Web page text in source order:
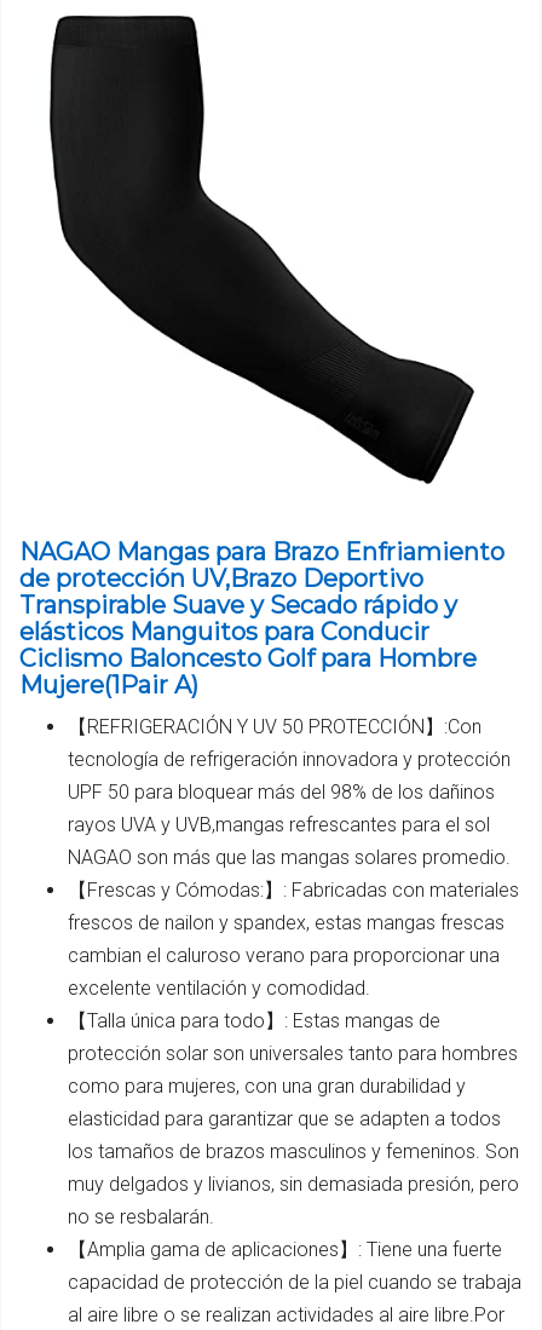
NAGAO Mangas para Brazo Enfriamiento
de protección UV,Brazo Deportivo
Transpirable Suave y Secado rápido y
elásticos Manguitos para Conducir
Ciclismo Baloncesto Golf para Hombre
Mujere(1Pair A)
【REFRIGERACIÓN Y UV 50 PROTECCIÓN】:Con
tecnología de refrigeración innovadora y protección
UPF 50 para bloquear más del 98% de los dañinos
rayos UVA y UVB,mangas refrescantes para el sol
NAGAO son más que las mangas solares promedio.
【Frescas y Cómodas:】: Fabricadas con materiales
frescos de nailon y spandex, estas mangas frescas
cambian el caluroso verano para proporcionar una
excelente ventilación y comodidad.
【Talla única para todo】: Estas mangas de
protección solar son universales tanto para hombres
como para mujeres, con una gran durabilidad y
elasticidad para garantizar que se adapten a todos
los tamaños de brazos masculinos y femeninos. Son
muy delgados y livianos, sin demasiada presión, pero
no se resbalarán.
【Amplia gama de aplicaciones】: Tiene una fuerte
capacidad de protección de la piel cuando se trabaja
al aire libre o se realizan actividades al aire libre.Por